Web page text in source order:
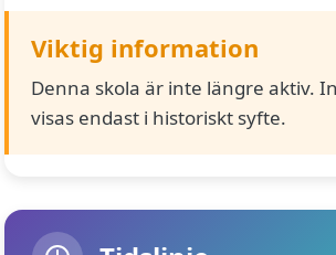
Viktig information
Denna skola är inte längre aktiv.
visas endast i historiskt syfte.